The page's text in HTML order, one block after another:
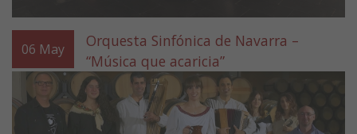
06 May
Orquesta Sinfónica de Navarra –
“Música que acaricia”